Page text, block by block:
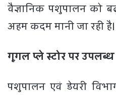
वैज्ञानिक पशुपालन को
अहम कदम मानी जा रही है।
गूगल प्ले स्टोर पर उपलब्ध
पशुपालन एवं डेयरी